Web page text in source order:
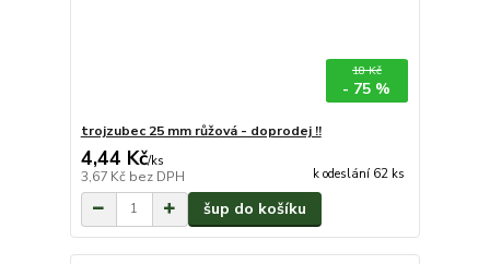
18 Kč
- 75 %
trojzubec 25 mm růžová - doprodej !!
4,44 Kč/ks
3,67 Kč bez DPH k odeslání 62 ks
šup do košíku